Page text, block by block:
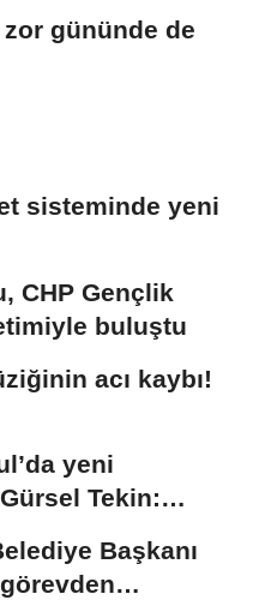
gününde de
sisteminde yeni
CHP Gençlik
buluştu
acı kaybı!
yeni
Tekin:
Başkanı